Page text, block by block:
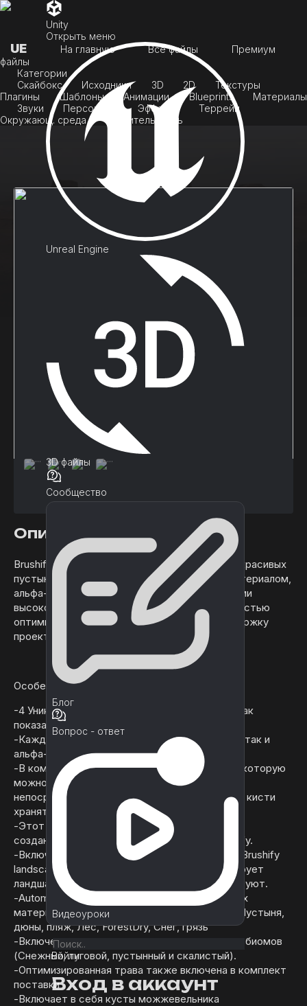
Unity
Открыть меню
Unreal Engine
3D файлы
Сообщество
Блог
Вопрос - ответ
Видеоуроки
Войти
Вход в аккаунт
UE На главную Все файлы
Премиум
файлы
Категории
Скайбокс
Исходники 3D 2D
Текстуры
Плагины
Шаблоны Анимации Blueprints
Материалы
Звуки
Персонажи Эффекты
Террейн
Окружающ. среда
Растительность
Описание
Brushify - это модульный подход к созданию красивых
пустынных каньонов. С ландшафтным автоматериалом,
альфа-кистями для создания рельефа, сетками
высокого разрешения и текстурами 8k. Полностью
оптимизирован для игр AAA! #brushify в поддержку
проекта!
Особенности:
-4 Уникальные кисти для создания рельефа (как
показано выше)
-Каждая кисть рельефа содержит как сетки, так и
альфа-кисти.
-В комплект входит 1 текстура альфа-кисти, которую
можно использовать для создания гор
непосредственно в ландшафте. (4 отдельные кисти
хранятся в R G B A каналах текстуры.)
-Этот пакет содержит готовый уровень, уже
созданный с использованием ресурсов Brushify.
-Включает в себя автоматический материал Brushify
landscape, который автоматически текстурирует
ландшафт по мере того, как пользователи рисуют.
-Automaterial включает в себя 9 окрашиваемых
материалов для биомов: Трава, сухая трава, Пустыня,
дюны, пляж, Лес, ForestDry, Снег, грязь
-Включены варианты текстур для нескольких биомов
(Снежный, луговой, пустынный и скалистый).
-Оптимизированная трава также включена в комплект
поставки
-Включает в себя кусты можжевельника